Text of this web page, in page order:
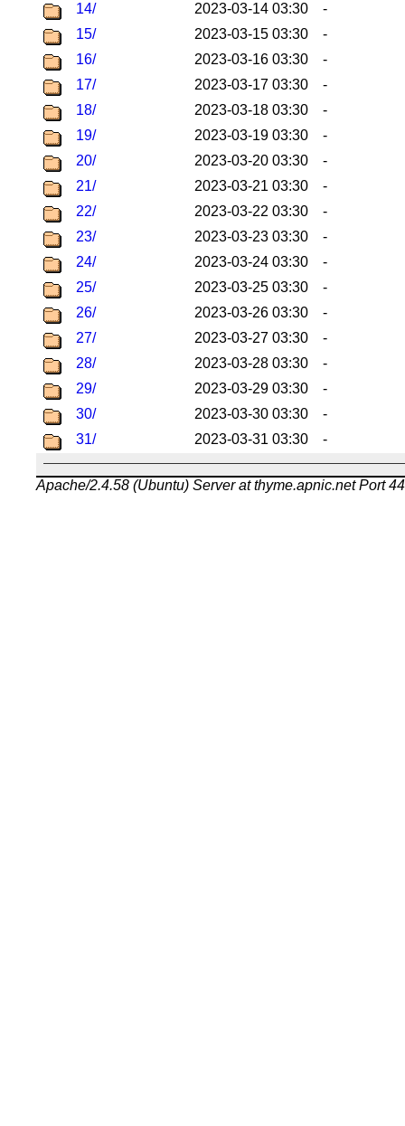
14/
2023-03-14 03:30
-
15/
2023-03-15 03:30
-
16/
2023-03-16 03:30
-
17/
2023-03-17 03:30
-
18/
2023-03-18 03:30
-
19/
2023-03-19 03:30
-
20/
2023-03-20 03:30
-
21/
2023-03-21 03:30
-
22/
2023-03-22 03:30
-
23/
2023-03-23 03:30
-
24/
2023-03-24 03:30
-
25/
2023-03-25 03:30
-
26/
2023-03-26 03:30
-
27/
2023-03-27 03:30
-
28/
2023-03-28 03:30
-
29/
2023-03-29 03:30
-
30/
2023-03-30 03:30
-
31/
2023-03-31 03:30 -
Apache/2.4.58 (Ubuntu) Server at thyme.apnic.net Port